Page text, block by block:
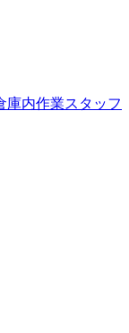
庫内作業スタッフ